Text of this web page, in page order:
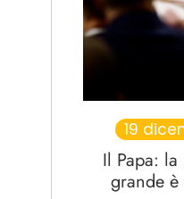
19
Il Papa:
grande è